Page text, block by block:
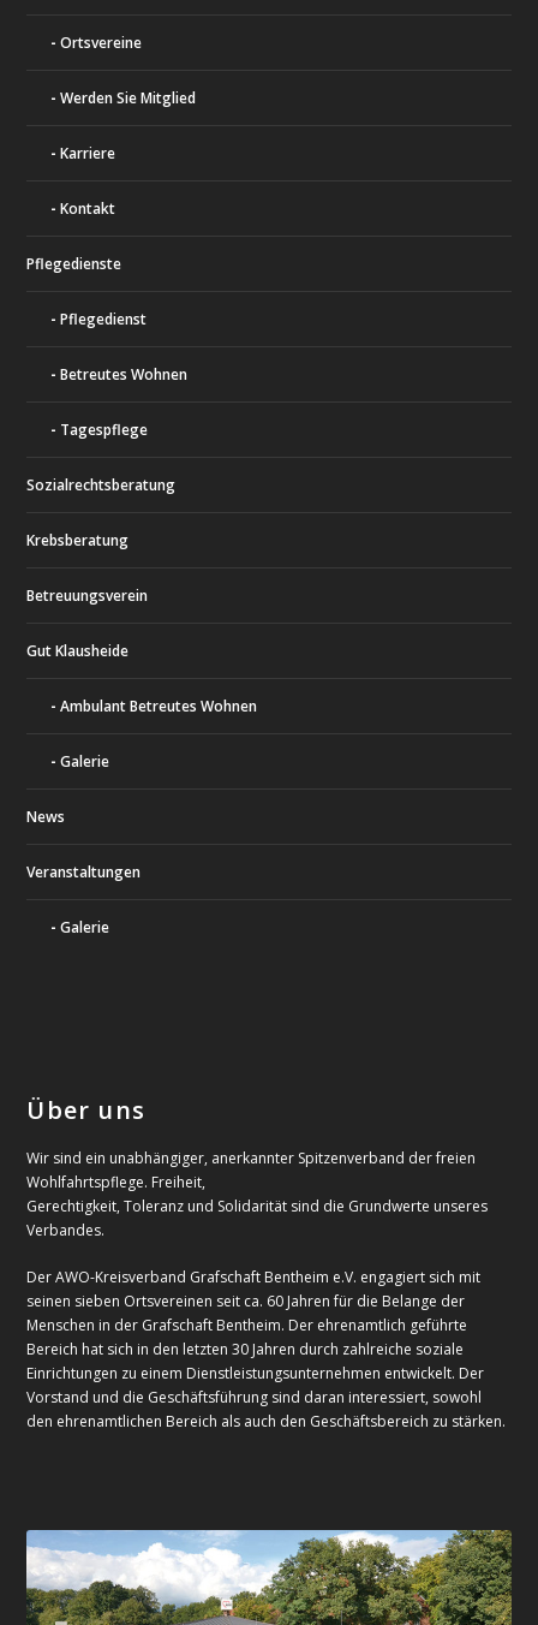
Ortsvereine
Werden Sie Mitglied
Karriere
Kontakt
Pflegedienste
Pflegedienst
Betreutes Wohnen
Tagespflege
Sozialrechtsberatung
Krebsberatung
Betreuungsverein
Gut Klausheide
Ambulant Betreutes Wohnen
Galerie
News
Veranstaltungen
Galerie
Über uns
Wir sind ein unabhängiger, anerkannter Spitzenverband der freien
Wohlfahrtspflege. Freiheit,
Gerechtigkeit, Toleranz und Solidarität sind die Grundwerte unseres
Verbandes.
Der AWO-Kreisverband Grafschaft Bentheim e.V. engagiert sich mit
seinen sieben Ortsvereinen seit ca. 60 Jahren für die Belange der
Menschen in der Grafschaft Bentheim. Der ehrenamtlich geführte
Bereich hat sich in den letzten 30 Jahren durch zahlreiche soziale
Einrichtungen zu einem Dienstleistungsunternehmen entwickelt. Der
Vorstand und die Geschäftsführung sind daran interessiert, sowohl
den ehrenamtlichen Bereich als auch den Geschäftsbereich zu stärken.